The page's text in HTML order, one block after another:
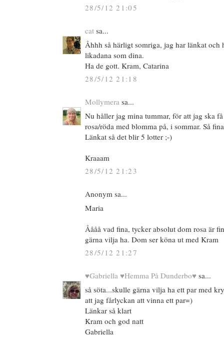
28/5/12 21:05
cat sa...
Åhhh så härligt somriga, jag har länkat och
likadana som dina.
Ha de gott. Kram, Catarina
28/5/12 21:18
Mollymera sa...
Nu håller jag mina tummar, för att jag ska
rosa/röda med blomma på, i sommar. Så
Länkat så det blir 5 lotter ;-)
Kraaam
28/5/12 21:23
Anonym sa...
Maria
Åååå vad fina, tycker absolut dom rosa är
gärna vilja ha. Dom ser köna ut med Kram
28/5/12 21:27
♥Gabriella ♥Hemma På Dunderbo♥ sa...
så söta...skulle gärna vilja ha ett par med
att jag fårlyckan att vinna ett par=)
Länkar så klart
Kram och god natt
Gabriella